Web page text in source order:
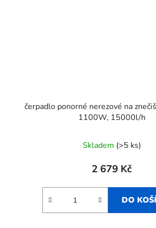
čerpadlo ponorné nerezové na
1100W, 15000l/h
Skladem (>5 ks)
2 679 Kč
DO